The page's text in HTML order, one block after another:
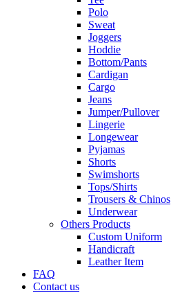
Polo
Sweat
Joggers
Hoddie
Bottom/Pants
Cardigan
Cargo
Jeans
Jumper/Pullover
Lingerie
Longewear
Pyjamas
Shorts
Swimshorts
Tops/Shirts
Trousers & Chinos
Underwear
Others Products
Custom Uniform
Handicraft
Leather Item
FAQ
Contact us